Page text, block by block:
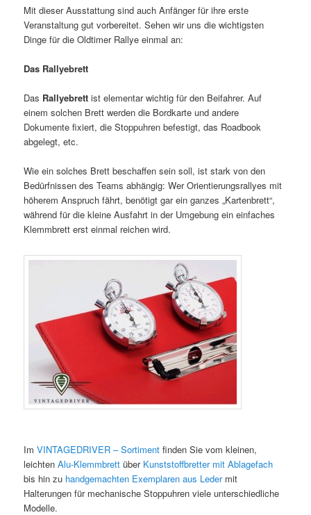
Mit dieser Ausstattung sind auch Anfänger für ihre erste
Veranstaltung gut vorbereitet. Sehen wir uns die wichtigsten
Dinge für die Oldtimer Rallye einmal an:
Das Rallyebrett
Das Rallyebrett ist elementar wichtig für den Beifahrer. Auf
einem solchen Brett werden die Bordkarte und andere
Dokumente fixiert, die Stoppuhren befestigt, das Roadbook
abgelegt, etc.
Wie ein solches Brett beschaffen sein soll, ist stark von den
Bedürfnissen des Teams abhängig: Wer Orientierungsrallyes mit
höherem Anspruch fährt, benötigt gar ein ganzes „Kartenbrett“,
während für die kleine Ausfahrt in der Umgebung ein einfaches
Klemmbrett erst einmal reichen wird.
ImVINTAGEDRIVER – Sortimentfinden Sie vom kleinen,
leichtenAlu-Klemmbrett über Kunststoffbretter mit Ablagefach
bis hin zu handgemachten Exemplaren aus Leder mit
Halterungen für mechanische Stoppuhren viele unterschiedliche
Modelle.